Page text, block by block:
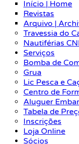
Início | Home
Revistas
Arquivo |
Travessia do
Nautiférias
Serviços
Bomba de
Grua
Lic Pesca e
Centro de
Aluguer
Tabela de
Inscrições
Loja Online
Sócios